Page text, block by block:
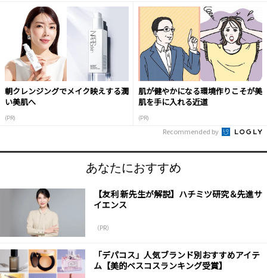
朝クレンジングでメイク映えする潤
い美肌へ
(PR)
肌が健やかになる環境作りこそが美
肌を手に入れる近道
(PR)
Recommended by
あなたにおすすめ
【友利 新先生が解説】ハチミツ研究＆先進サ
イエンス
（PR）
「デパコス」人気ブランド別おすすめアイテ
ム【美的ベスコスランキング受賞】